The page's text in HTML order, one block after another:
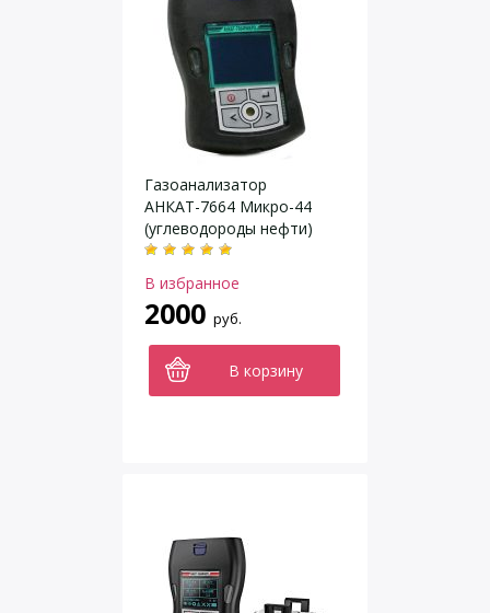
Газоанализатор
АНКАТ-7664 Микро-44
(углеводороды нефти)
В избранное
2000 руб.
В корзину